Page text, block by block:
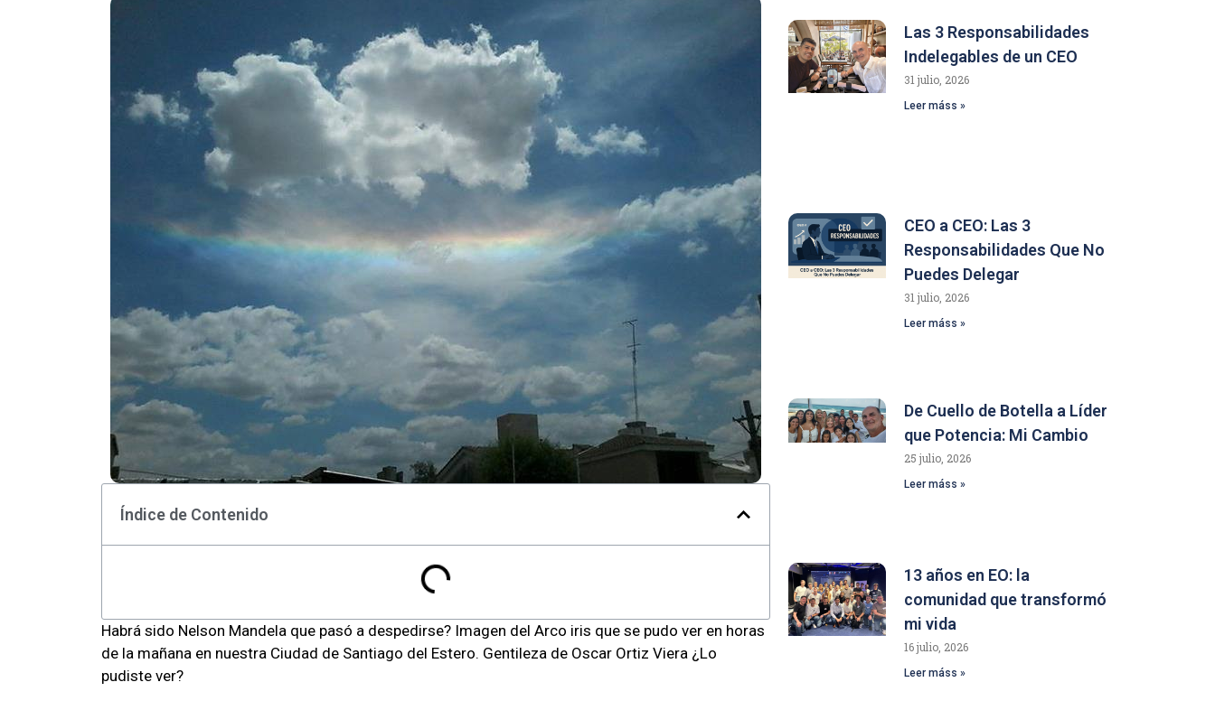
Índice de Contenido
Habrá sido Nelson Mandela que pasó a despedirse? Imagen del Arco iris que se pudo ver en horas
de la mañana en nuestra Ciudad de Santiago del Estero. Gentileza de Oscar Ortiz Viera ¿Lo
pudiste ver?
Las 3 Responsabilidades
Indelegables de un CEO
31 julio, 2026
Leer máss »
CEO a CEO: Las 3
Responsabilidades Que No
Puedes Delegar
31 julio, 2026
Leer máss »
De Cuello de Botella a Líder
que Potencia: Mi Cambio
25 julio, 2026
Leer máss »
13 años en EO: la
comunidad que transformó
mi vida
16 julio, 2026
Leer máss »